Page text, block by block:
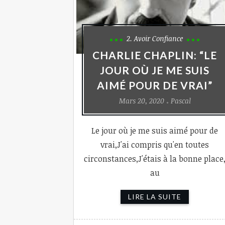
2. Avoir Confiance
CHARLIE CHAPLIN: “LE
JOUR OÙ JE ME SUIS
AIMÉ POUR DE VRAI”
Mars 20, 2020 Pascal
Le jour où je me suis aimé pour de
vrai,J'ai compris qu'en toutes
circonstances,J'étais à la bonne
au
LIRE LA SUITE